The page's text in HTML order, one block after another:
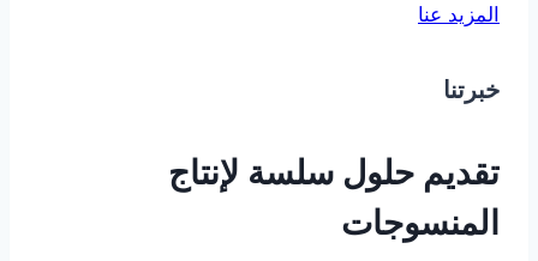
المزيد عنا
خبرتنا
تقديم حلول سلسة لإنتاج
المنسوجات